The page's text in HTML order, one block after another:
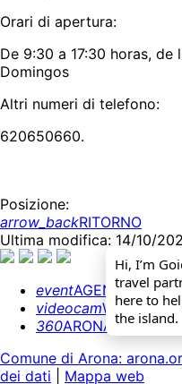
Hi, I’m
travel
here to
the island.
Orari di apertura:
De 9:30 a 17:30 horas, de
Domingos
Altri numeri di telefono:
620650660.
Posizione:
arrow_backRITORNO
Ultima modifica: 14/10/
eventAGENDA
videocamWEBCAMS
360ARONA 360º
Comune di Arona:
dei dati
Mappa web